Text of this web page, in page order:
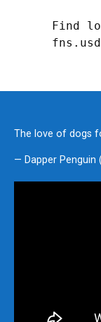
Find
The love of dogs
— Dapper Penguin